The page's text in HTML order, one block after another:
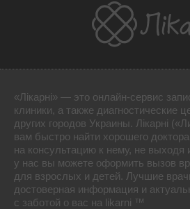
«Лікарні» — это онлайн-сервис
клиники, а также диагностические
других городов Украины. Лікарні
вам быстро найти хорошего
на консультацию к нему, не выходя
у нас вы можете оформить вызов
для взрослых и детей. Лучшие
достоверная информация и
с заботой о вас на likarni ™